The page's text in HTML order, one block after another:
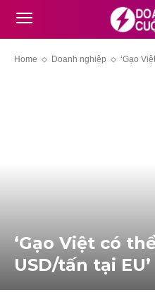
Home Doanh nghiệp ‘Gạo
‘Gạo Việt có
USD/tấn tại EU’